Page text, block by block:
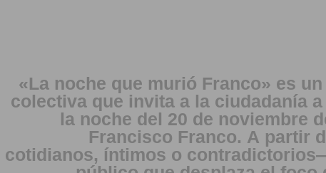
«La noche que murió Franco» es
colectiva que invita a la ciudadanía
la noche del 20 de noviembre
Francisco Franco. A partir
cotidianos, íntimos o